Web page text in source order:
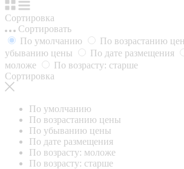
Сортировка
Сортировать
По умолчанию
По возрастанию
убыванию цены
По дате размещения
моложе
По возрасту: старше
Сортировка
По умолчанию
По возрастанию цены
По убыванию цены
По дате размещения
По возрасту: моложе
По возрасту: старше